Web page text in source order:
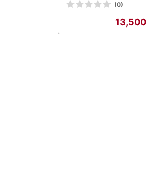
(0)
13,500